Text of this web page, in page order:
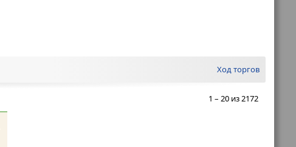
Ход торгов
1 – 20 из 2172